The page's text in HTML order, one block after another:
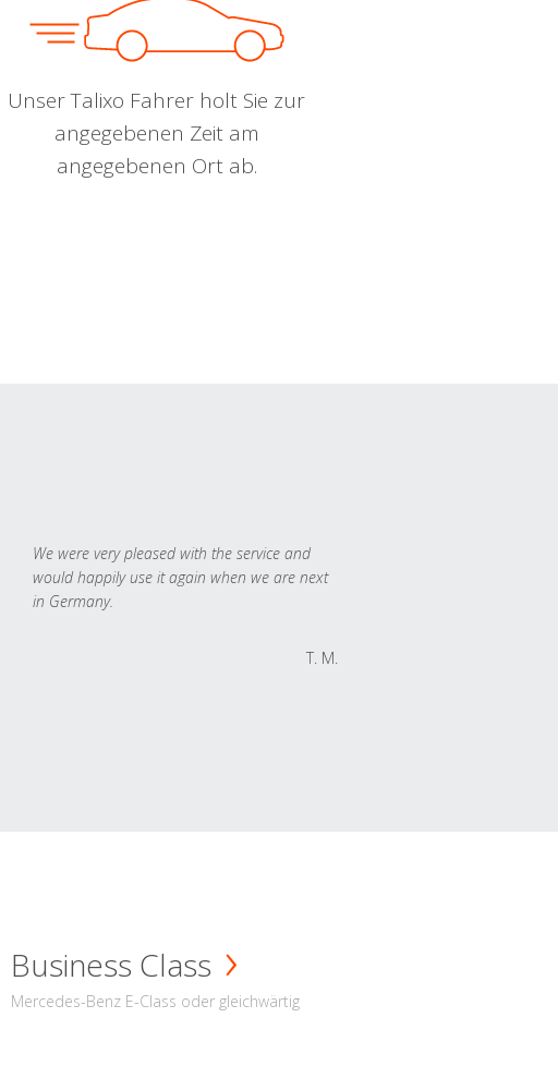
Unser Talixo Fahrer holt Sie zur
angegebenen Zeit am
angegebenen Ort ab.
We were very pleased with the service and
would happily use it again when we are next
in Germany.
T. M.
Business Class
Mercedes-Benz E-Class oder gleichwärtig